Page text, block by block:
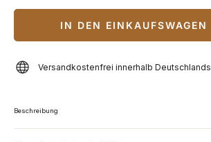
IN DEN EINKAUFSWAGEN
Versandkostenfrei innerhalb Deutschlands
Beschreibung